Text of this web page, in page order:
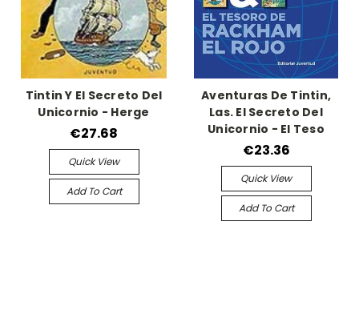
Tintin Y El Secreto Del
Unicornio - Herge
€27.68
Quick View
Add To Cart
Aventuras De Tintin,
Las. El Secreto Del
Unicornio - El Teso
€23.36
Quick View
Add To Cart